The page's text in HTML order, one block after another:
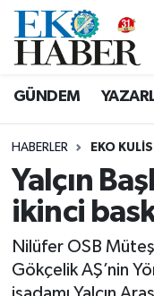
GÜNDEM
HABERLER EKO KULIS
Yalçın
ikinci
Nilüfer OSB
Gökçelik AŞ’nin
Hava Durumu
Tüm
Son Dakika